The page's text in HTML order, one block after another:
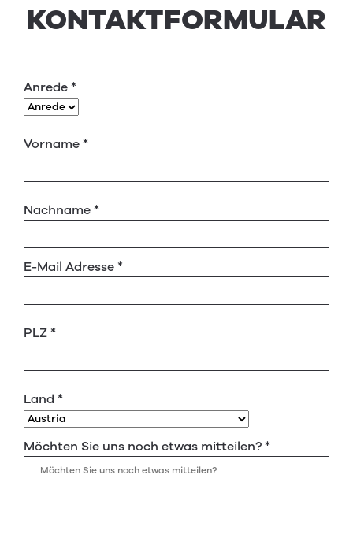
KONTAKTFORMULAR
Anrede*
Vorname*
Nachname*
E-Mail Adresse*
PLZ*
Land *
Möchten Sie uns noch etwas mitteilen?*